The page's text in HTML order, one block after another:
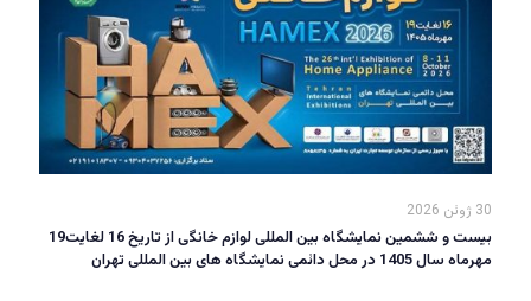
30 ژوئن 2026
بیست و ششمین نمایشگاه بین المللی لوازم خانگی از تاریخ 16 لغایت19
مهرماه سال 1405 در محل دائمی نمایشگاه های بین المللی تهران